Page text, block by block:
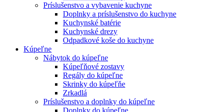
Príslušenstvo a vybavenie kuchyne
Doplnky a príslušenstvo do kuchyne
Kuchynské batérie
Kuchynské drezy
Odpadkové koše do kuchyne
Kúpeľne
Nábytok do kúpeľne
Kúpeľňové zostavy
Regály do kúpeľne
Skrinky do kúpeľňe
Zrkadlá
Príslušenstvo a doplnky do kúpeľne
Doplnky do kúpeľne